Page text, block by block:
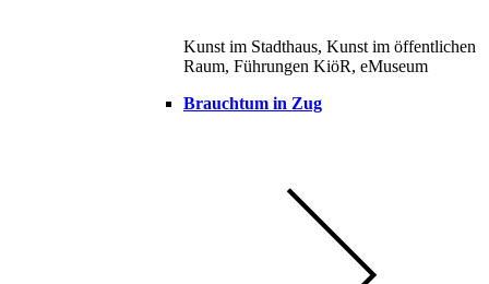
Kunst im Stadthaus, Kunst im öffentlichen
Raum, Führungen KiöR, eMuseum
Brauchtum in Zug